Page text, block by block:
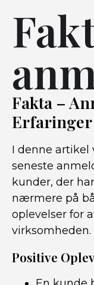
Fakta –
I denne artikel
seneste
kunder, der
nærmere på
oplevelser for
virksomheden.
Positive